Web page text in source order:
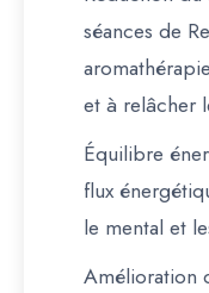
séances de
et à relâcher
Équilibre
flux
le mental et
Amélioration